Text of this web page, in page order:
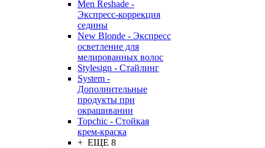
Men Reshade -
Экспресс-коррекция
седины
New Blonde - Экспресс
осветление для
мелированных волос
Stylesign - Стайлинг
System -
Дополнительные
продукты при
окрашивании
Topchic - Стойкая
крем-краска
+ ЕЩЕ 8